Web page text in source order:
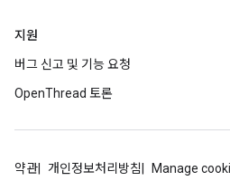
지원
버그 신고 및 기능 요청
OpenThread 토론
약관 개인정보처리방침 Manage